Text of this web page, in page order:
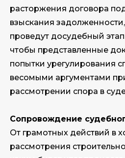
расторжения договора
взыскания
проведут досудебный
чтобы представленные
попытки урегулирования
весомыми аргументами
рассмотрении спора в
Сопровождение
От грамотных действий в
рассмотрения